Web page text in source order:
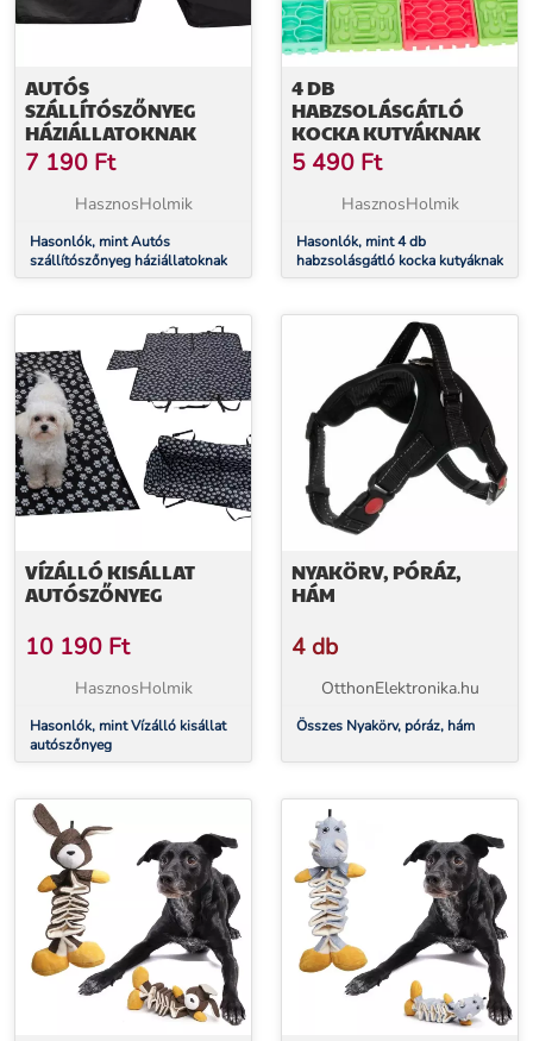
AUTÓS
SZÁLLÍTÓSZŐNYEG
HÁZIÁLLATOKNAK
7 190 Ft
HasznosHolmik
Hasonlók, mint Autós
szállítószőnyeg háziállatoknak
4 DB
HABZSOLÁSGÁTLÓ
KOCKA KUTYÁKNAK
5 490 Ft
HasznosHolmik
Hasonlók, mint 4 db
habzsolásgátló kocka kutyáknak
VÍZÁLLÓ KISÁLLAT
AUTÓSZŐNYEG
10 190 Ft
HasznosHolmik
Hasonlók, mint Vízálló kisállat
autószőnyeg
NYAKÖRV, PÓRÁZ,
HÁM
4 db
OtthonElektronika.hu
Összes Nyakörv, póráz, hám